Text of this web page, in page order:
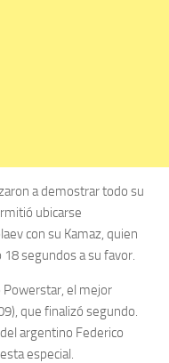
a demostrar todo su
ubicarse
con su Kamaz, quien
segundos a su favor.
Powerstar, el mejor
que finalizó segundo.
argentino Federico
especial.